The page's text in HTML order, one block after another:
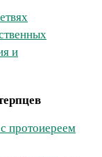
и
протоиереем